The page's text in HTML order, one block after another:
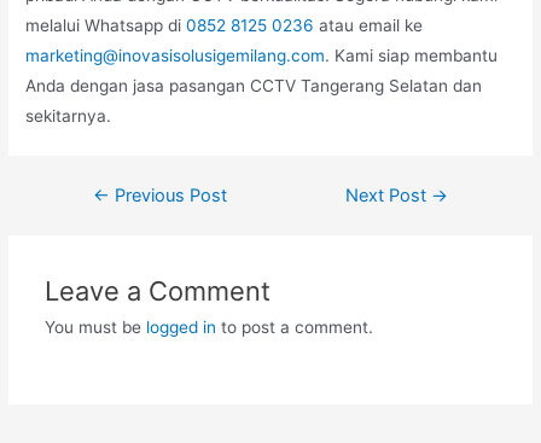
melalui Whatsapp di0852 8125 0236 atau email ke
marketing@inovasisolusigemilang.com. Kami siap membantu
Anda dengan jasa pasangan CCTV Tangerang Selatan dan
sekitarnya.
Post← Previous Post Next Post →
Leave a Comment
You must be logged in to post a comment.